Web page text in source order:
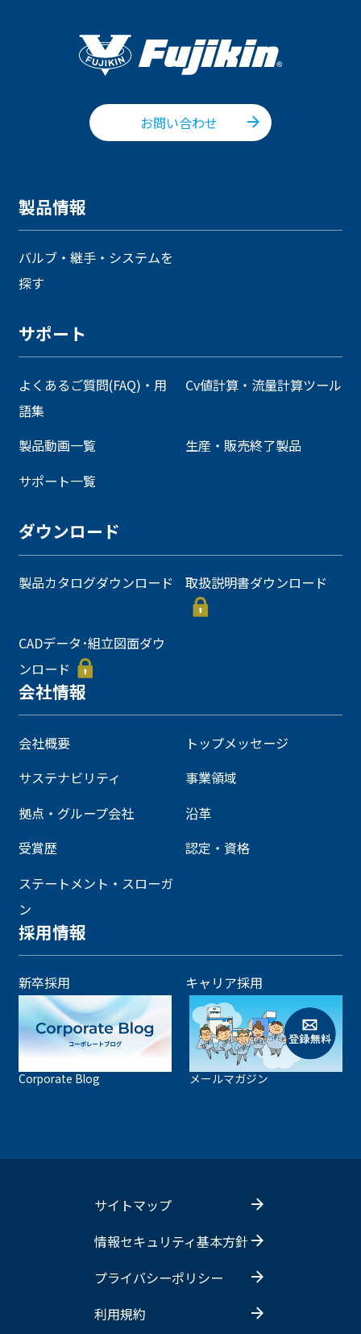
お問い合わせ
製品情報
バルブ・継手・システムを
探す
サポート
よくあるご質問(FAQ)・用
語集
Cv値計算・流量計算ツール
製品動画一覧
生産・販売終了製品
サポート一覧
ダウンロード
製品カタログダウンロード 取扱説明書ダウンロード
CADデータ･組立図面ダウ
ンロード
会社情報
会社概要
トップメッセージ
サステナビリティ
事業領域
拠点・グループ会社
沿革
受賞歴
認定・資格
ステートメント・スローガ
ン
採用情報
新卒採用 キャリア採用
Corporate Blog メールマガジン
サイトマップ
情報セキュリティ基本方針
プライバシーポリシー
利用規約